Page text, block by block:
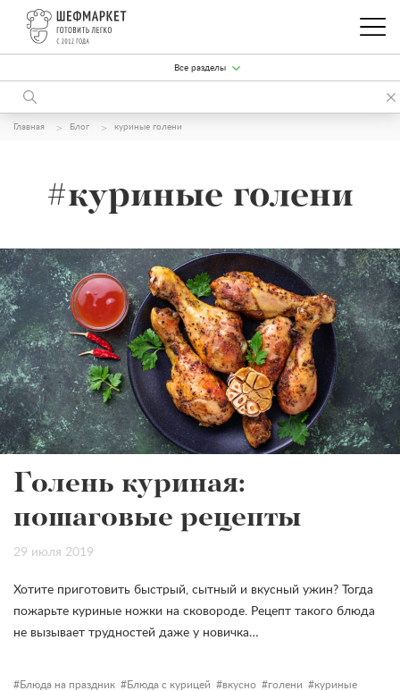
Все разделы
Главная Блог куриные голени
#куриные голени
Голень куриная:
пошаговые рецепты
29 июля 2019
Хотите приготовить быстрый, сытный и вкусный ужин? Тогда
пожарьте куриные ножки на сковороде. Рецепт такого блюда
не вызывает трудностей даже у новичка…
Блюда на праздник Блюда с курицей вкусно голени
куриные